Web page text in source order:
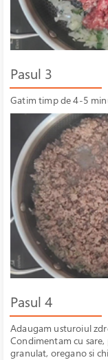
Pasul 3
Gatim timp de 4-5
Pasul 4
Adaugam usturoiul
Condimentam cu
granulat, oregano si